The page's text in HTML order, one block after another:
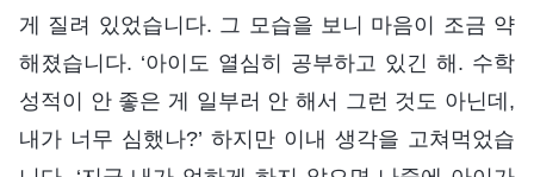
게 질려 있었습니다. 그 모습을 보니 마음이 조금 약
해졌습니다. ‘아이도 열심히 공부하고 있긴 해. 수학
성적이 안 좋은 게 일부러 안 해서 그런 것도 아닌데,
내가 너무 심했나?’ 하지만 이내 생각을 고쳐먹었습